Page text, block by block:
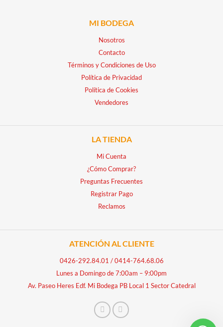
MI BODEGA
Nosotros
Contacto
Términos y Condiciones de Uso
Política de Privacidad
Política de Cookies
Vendedores
LA TIENDA
Mi Cuenta
¿Cómo Comprar?
Preguntas Frecuentes
Registrar Pago
Reclamos
ATENCIÓN AL CLIENTE
0426-292.84.01 /0414-764.68.06
Lunes a Domingo de 7:00am – 9:00pm
Av. Paseo Heres Edf. Mi Bodega PB Local 1 Sector Catedral